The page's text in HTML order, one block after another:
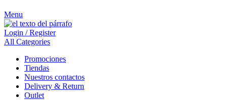
Menu
Login / Register
All Categories
Promociones
Tiendas
Nuestros contactos
Delivery & Return
Outlet